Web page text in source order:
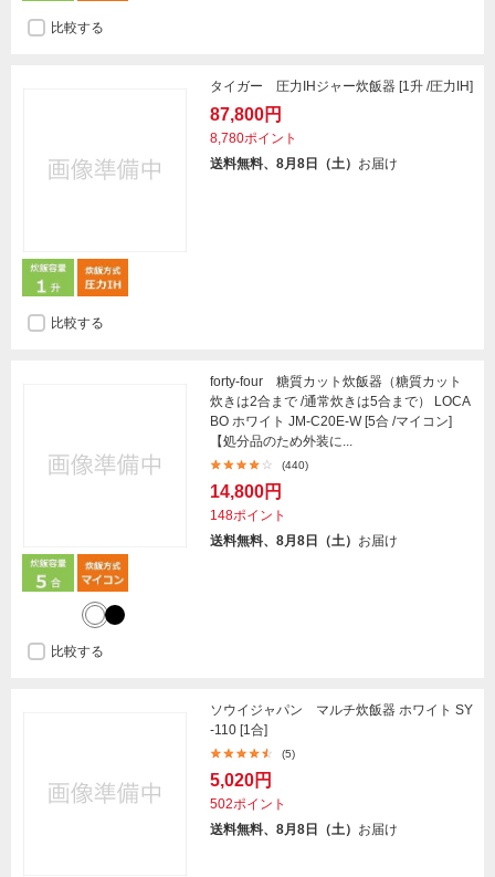
比較する
タイガー 圧力IHジャー炊飯器 [1升 /圧力IH]
87,800円
8,780ポイント
送料無料、8月8日（土） お届け
比較する
forty-four 糖質カット炊飯器（糖質カット
炊きは2合まで /通常炊きは5合まで） LOCA
BO ホワイト JM-C20E-W [5合 /マイコン]
【処分品のため外装に...
(440)
14,800円
148ポイント
送料無料、8月8日（土） お届け
比較する
ソウイジャパン マルチ炊飯器 ホワイト SY
-110 [1合]
(5)
5,020円
502ポイント
送料無料、8月8日（土） お届け